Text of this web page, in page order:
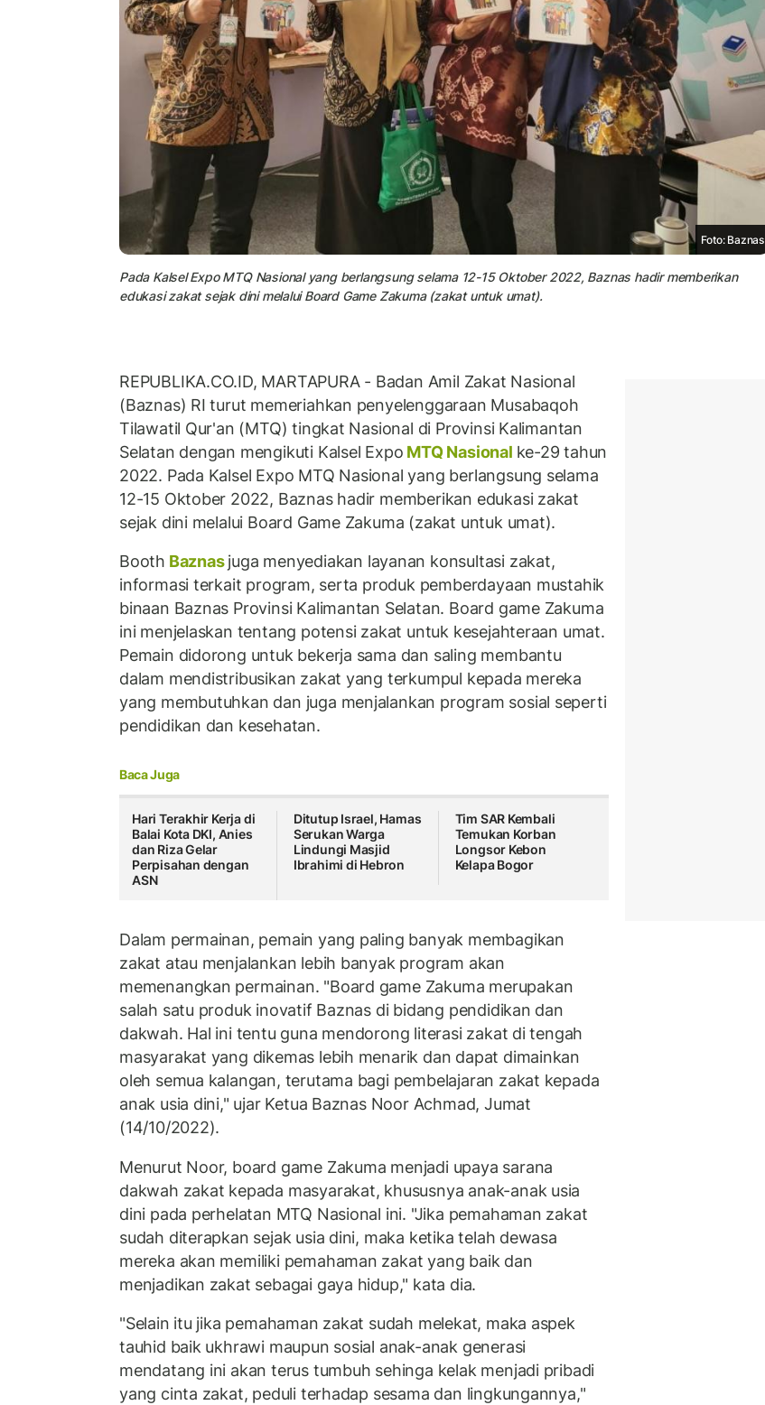
Foto: Baznas
Pada Kalsel Expo MTQ Nasional yang berlangsung selama 12-15 Oktober 2022, Baznas hadir memberikan
edukasi zakat sejak dini melalui Board Game Zakuma (zakat untuk umat).
REPUBLIKA.CO.ID, MARTAPURA - Badan Amil Zakat Nasional
(Baznas) RI turut memeriahkan penyelenggaraan Musabaqoh
Tilawatil Qur'an (MTQ) tingkat Nasional di Provinsi Kalimantan
Selatan dengan mengikuti Kalsel Expo MTQ Nasional ke-29 tahun
2022. Pada Kalsel Expo MTQ Nasional yang berlangsung selama
12-15 Oktober 2022, Baznas hadir memberikan edukasi zakat
sejak dini melalui Board Game Zakuma (zakat untuk umat).
Booth Baznasjuga menyediakan layanan konsultasi zakat,
informasi terkait program, serta produk pemberdayaan mustahik
binaan Baznas Provinsi Kalimantan Selatan. Board game Zakuma
ini menjelaskan tentang potensi zakat untuk kesejahteraan umat.
Pemain didorong untuk bekerja sama dan saling membantu
dalam mendistribusikan zakat yang terkumpul kepada mereka
yang membutuhkan dan juga menjalankan program sosial seperti
pendidikan dan kesehatan.
Baca Juga
Hari Terakhir Kerja di
Balai Kota DKI, Anies
dan Riza Gelar
Perpisahan dengan
ASN
Ditutup Israel, Hamas
Serukan Warga
Lindungi Masjid
Ibrahimi di Hebron
Tim SAR Kembali
Temukan Korban
Longsor Kebon
Kelapa Bogor
Dalam permainan, pemain yang paling banyak membagikan
zakat atau menjalankan lebih banyak program akan
memenangkan permainan. "Board game Zakuma merupakan
salah satu produk inovatif Baznas di bidang pendidikan dan
dakwah. Hal ini tentu guna mendorong literasi zakat di tengah
masyarakat yang dikemas lebih menarik dan dapat dimainkan
oleh semua kalangan, terutama bagi pembelajaran zakat kepada
anak usia dini," ujar Ketua Baznas Noor Achmad, Jumat
(14/10/2022).
Menurut Noor, board game Zakuma menjadi upaya sarana
dakwah zakat kepada masyarakat, khususnya anak-anak usia
dini pada perhelatan MTQ Nasional ini. "Jika pemahaman zakat
sudah diterapkan sejak usia dini, maka ketika telah dewasa
mereka akan memiliki pemahaman zakat yang baik dan
menjadikan zakat sebagai gaya hidup," kata dia.
"Selain itu jika pemahaman zakat sudah melekat, maka aspek
tauhid baik ukhrawi maupun sosial anak-anak generasi
mendatang ini akan terus tumbuh sehinga kelak menjadi pribadi
yang cinta zakat, peduli terhadap sesama dan lingkungannya,"